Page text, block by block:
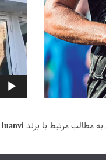
مطالب مرتبط با برندluanvi